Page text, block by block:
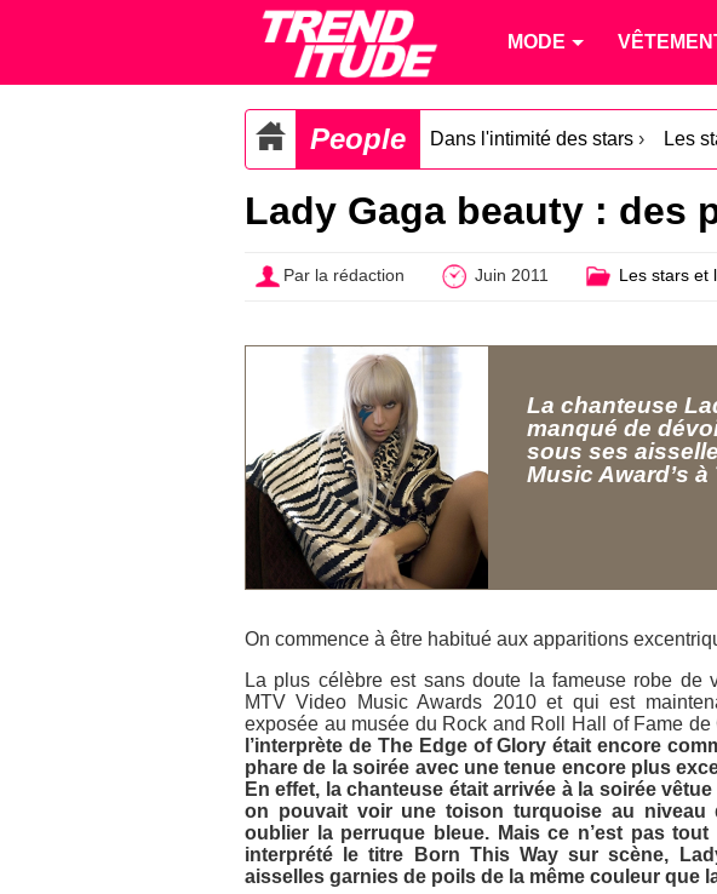
MODE
People Dans l'intimité des stars › Les
Lady Gaga beauty : des
Par la rédaction Juin 2011 Les stars et
La chanteuse
manqué de
sous ses
Music Award’s à
On commence à être habitué aux apparitions
La plus célèbre est sans doute la fameuse robe de
MTV Video Music Awards 2010et qui est
exposée au musée du Rock and Roll Hall of Fame de
l’interprète de The Edge of Glory était encore
phare de la soirée avec une tenue encore plus
En effet, la chanteuse était arrivée à la soirée
on pouvait voir une toison turquoise au niveau
oublier la perruque bleue. Mais ce n’est pas
interprété le titre
Born This Waysur scène,
aisselles garnies de poils de la même couleur que